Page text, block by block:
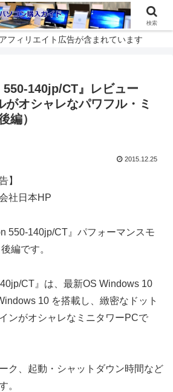
フィリエイト広告が含まれています
550-140jp/CT』レビュー
がオシャレなパワフル・ミ
編）
2015.12.25
】
社日本HP
550-140jp/CT』パフォーマンスモ
編です。
CT』は、最新OS Windows 10
10 を搭載し、緻密なドット
ンがオシャレなミニタワーPCで
ク、起動・シャットダウン時間など
。
検索